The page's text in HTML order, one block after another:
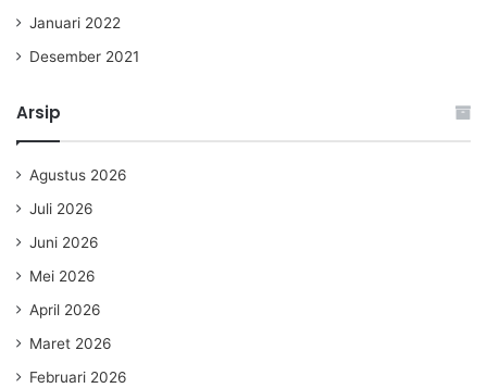
Januari 2022
Desember 2021
Arsip
Agustus 2026
Juli 2026
Juni 2026
Mei 2026
April 2026
Maret 2026
Februari 2026